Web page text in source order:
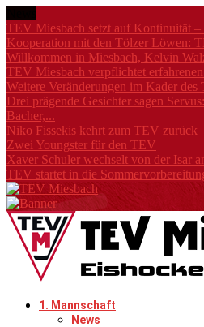
TEV Miesbach setzt auf Kontinuität –
Kooperation mit den Tölzer Löwen:
Willkommen in Miesbach, Kelvin
TEV Miesbach verpflichtet
Weitere Veränderungen im Kader
Drei prägende Gesichter sagen
Bacher,...
Niko Fissekis kehrt zum TEV zurück
Zwei Youngster für den TEV
Xaver Schuler wechselt von der Isar
TEV startet in die
1. Mannschaft
News